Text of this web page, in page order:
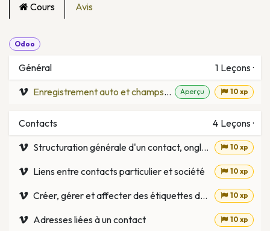
Cours Avis
Odoo
Général 1 Leçons ·
Enregistrement auto et champs obligatoires
Aperçu 10 xp
Contacts 4 Leçons ·
Structuration générale d'un contact, onglets, boutons
10 xp
Liens entre contacts particulier et société 10 xp
Créer, gérer et affecter des étiquettes de contact 10 xp
Adresses liées à un contact 10 xp